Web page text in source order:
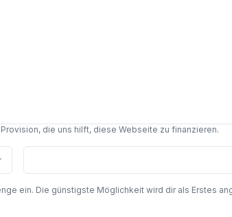
die uns hilft, diese Webseite zu finanzieren.
ein. Die günstigste Möglichkeit wird dir als Erstes